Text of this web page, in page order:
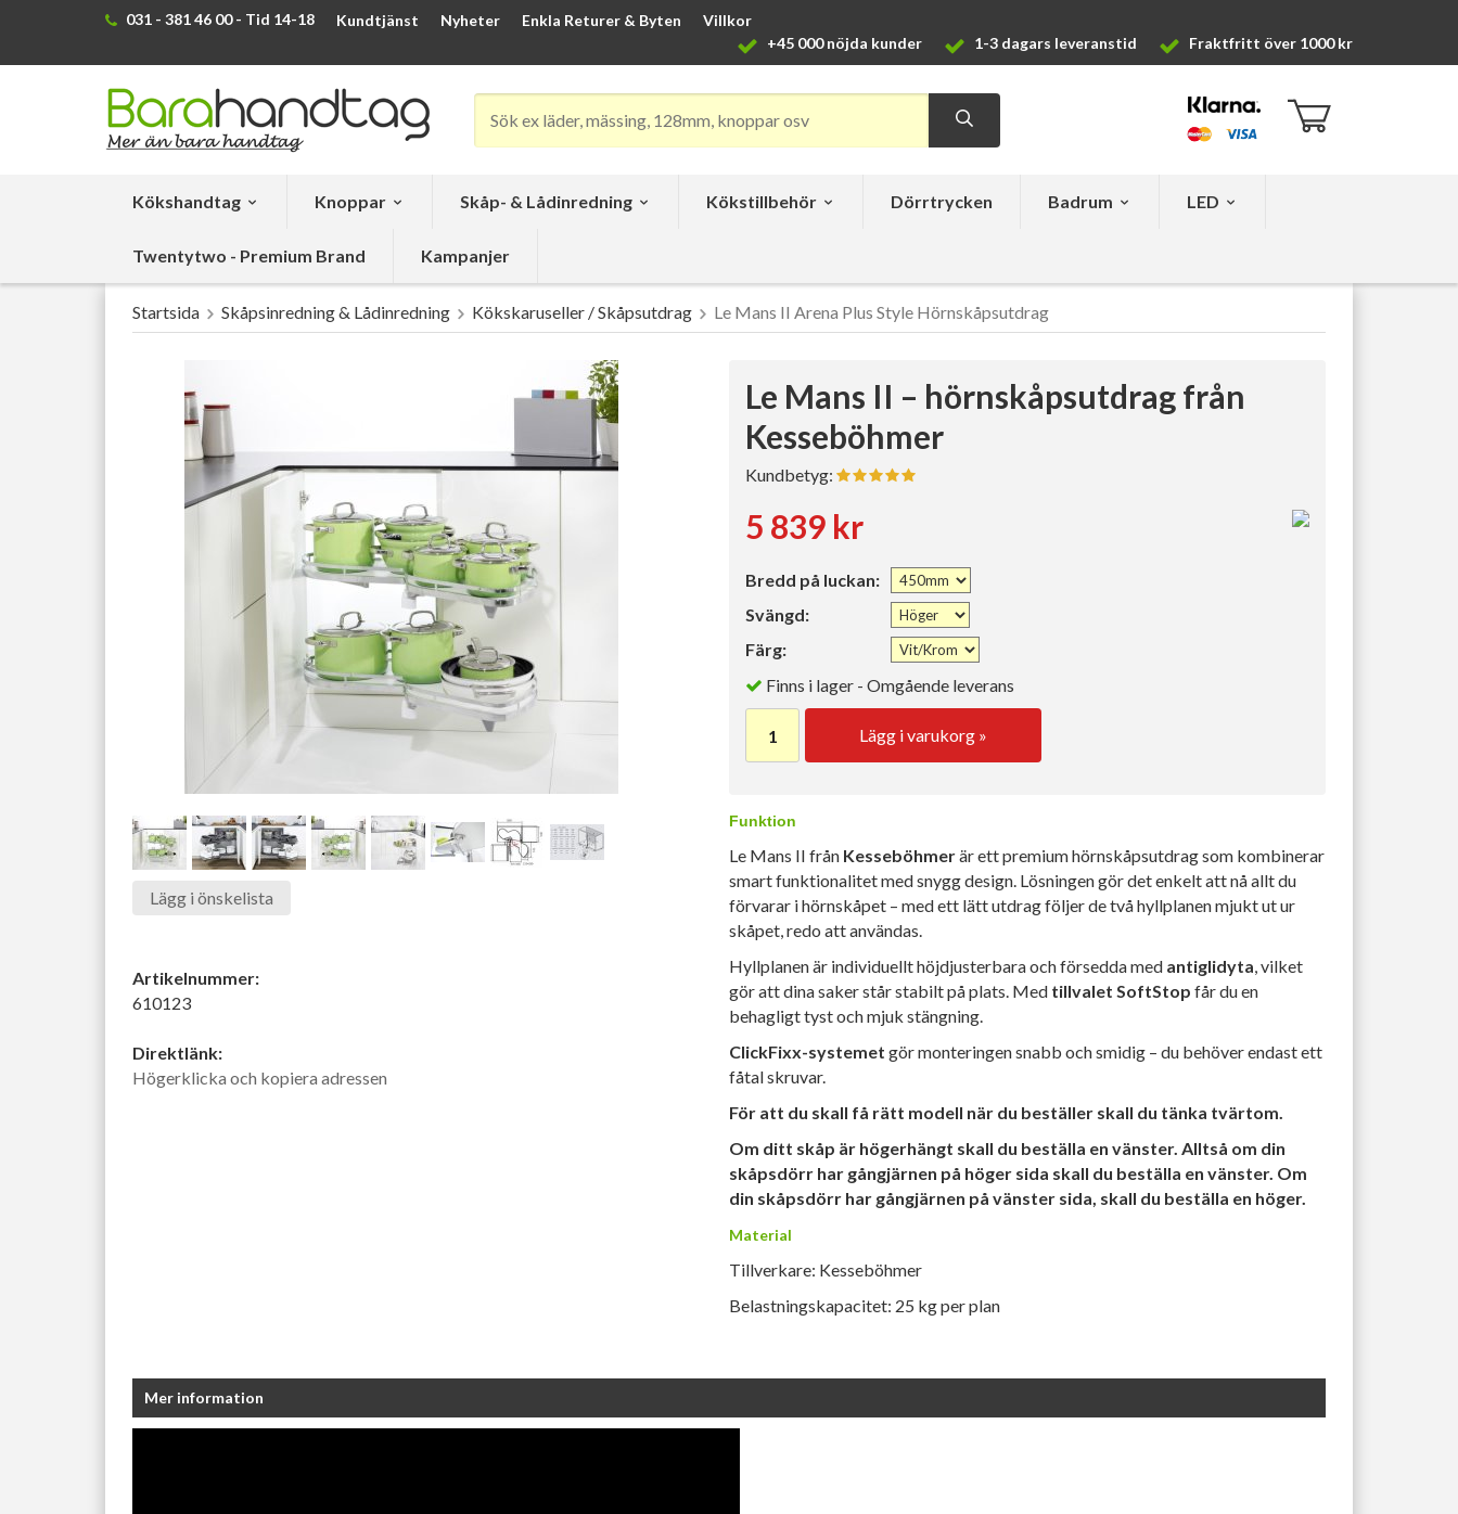
031 - 381 46 00 - Tid 14-18 Kundtjänst Nyheter Enkla Returer & Byten
Villkor
+45 000 nöjda kunder
1-3 dagars leveranstid Fraktfritt över 1000 kr
Kökshandtag Knoppar Skåp- & Lådinredning Kökstillbehör Dörrtrycken Badrum LED
Twentytwo - Premium Brand Kampanjer
Startsida Skåpsinredning & Lådinredning Kökskaruseller / Skåpsutdrag Le Mans II Arena Plus Style Hörnskåpsutdrag
Le Mans II – hörnskåpsutdrag från
Kesseböhmer
Kundbetyg:
5 839 kr
Bredd på luckan:
Svängd:
Färg:
Finns i lager - Omgående leverans
Lägg i varukorg »
Funktion
Le Mans II från Kesseböhmerär ett premium hörnskåpsutdrag som kombinerar
smart funktionalitet med snygg design. Lösningen gör det enkelt att nå allt du
förvarar i hörnskåpet – med ett lätt utdrag följer de två hyllplanen mjukt ut ur
skåpet, redo att användas.
Hyllplanen är individuellt höjdjusterbara och försedda med antiglidyta, vilket
gör att dina saker står stabilt på plats. Med tillvalet SoftStop får du en
behagligt tyst och mjuk stängning.
ClickFixx-systemet gör monteringen snabb och smidig – du behöver endast ett
fåtal skruvar.
För att du skall få rätt modell när du beställer skall du tänka tvärtom.
Om ditt skåp är högerhängt skall du beställa en vänster. Alltså om din
skåpsdörr har gångjärnen på höger sida skall du beställa en vänster. Om
din skåpsdörr har gångjärnen på vänster sida, skall du beställa en höger.
Material
Tillverkare: Kesseböhmer
Belastningskapacitet: 25 kg per plan
Lägg i önskelista
Artikelnummer:
610123
Direktlänk:
Högerklicka och kopiera adressen
Mer information